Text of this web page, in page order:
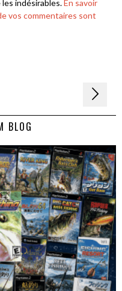
indésirables.En savoir
vos commentaires sont
BLOG